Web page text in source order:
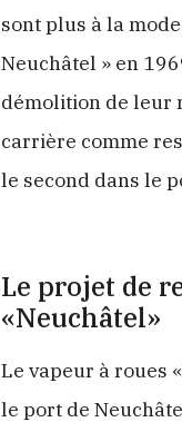
sont plus à la
Neuchâtel » en
démolition de leur
carrière comme
le second dans le
Le projet de
«Neuchâtel»
Le vapeur à roues
le port de